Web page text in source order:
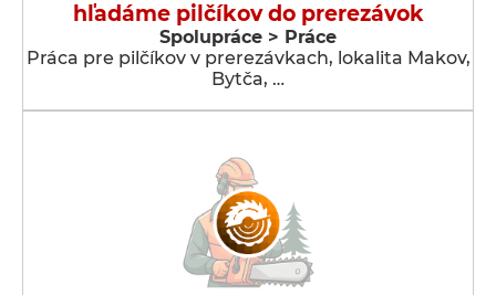
hľadáme pilčíkov do prerezávok
Spolupráce > Práce
Práca pre pilčíkov v prerezávkach, lokalita Makov,
Bytča, …